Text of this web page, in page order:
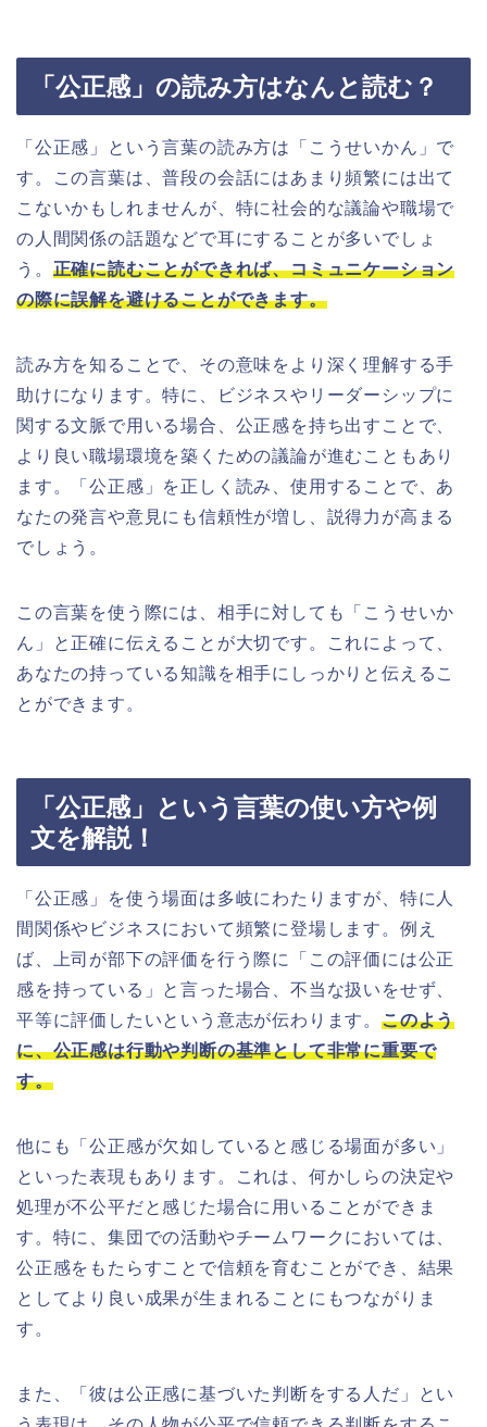
「公正感」の読み方はなんと読む？
「公正感」という言葉の読み方は「こうせいかん」で
す。この言葉は、普段の会話にはあまり頻繁には出て
こないかもしれませんが、特に社会的な議論や職場で
の人間関係の話題などで耳にすることが多いでしょ
う。 正確に読むことができれば、コミュニケーション
の際に誤解を避けることができます。
読み方を知ることで、その意味をより深く理解する手
助けになります。特に、ビジネスやリーダーシップに
関する文脈で用いる場合、公正感を持ち出すことで、
より良い職場環境を築くための議論が進むこともあり
ます。「公正感」を正しく読み、使用することで、あ
なたの発言や意見にも信頼性が増し、説得力が高まる
でしょう。
この言葉を使う際には、相手に対しても「こうせいか
ん」と正確に伝えることが大切です。これによって、
あなたの持っている知識を相手にしっかりと伝えるこ
とができます。
「公正感」という言葉の使い方や例
文を解説！
「公正感」を使う場面は多岐にわたりますが、特に人
間関係やビジネスにおいて頻繁に登場します。例え
ば、上司が部下の評価を行う際に「この評価には公正
感を持っている」と言った場合、不当な扱いをせず、
平等に評価したいという意志が伝わります。 このよう
に、公正感は行動や判断の基準として非常に重要で
す。
他にも「公正感が欠如していると感じる場面が多い」
といった表現もあります。これは、何かしらの決定や
処理が不公平だと感じた場合に用いることができま
す。特に、集団での活動やチームワークにおいては、
公正感をもたらすことで信頼を育むことができ、結果
としてより良い成果が生まれることにもつながりま
す。
また、「彼は公正感に基づいた判断をする人だ」とい